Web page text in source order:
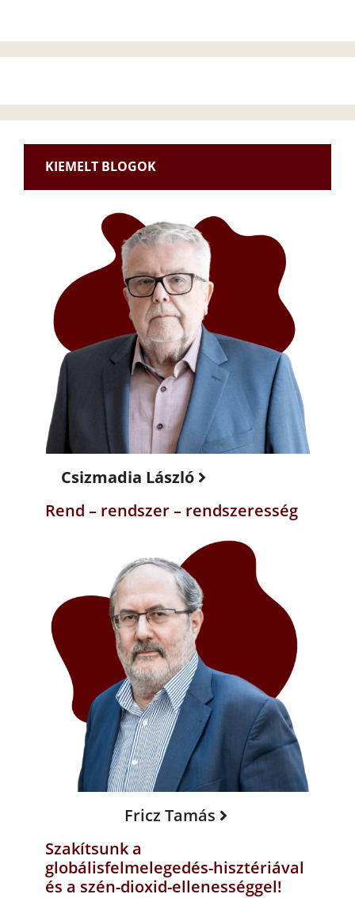
KIEMELT BLOGOK
Csizmadia László
Rend – rendszer – rendszeresség
Fricz Tamás
Szakítsunk a
globálisfelmelegedés-hisztériával
és a szén-dioxid-ellenességgel!